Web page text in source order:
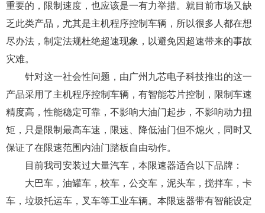
重要的，限制速度，也应该是一有力举措。就目前市场又缺
乏此类产品，尤其是主机程序控制车辆，所以很多人都在想
尽办法，制定法规杜绝超速现象，以避免因超速带来的事故
灾难。
针对这一社会性问题，由广州九芯电子科技推出的这一
产品采用了主机程序控制车辆，有智能芯片控制，限制车速
精度高，性能稳定可靠，不影响大油门起步，不影响动力扭
矩，只是限制最高车速，限速、降低油门但不熄火，同时又
保证了在限速范围内油门踏板自由动作。
目前我司安装过大量汽车，本限速器适合以下品牌：
大巴车，油罐车，校车，公交车，泥头车，搅拌车，卡
车，垃圾托运车，叉车等工业车辆。本限速器带有智能设定